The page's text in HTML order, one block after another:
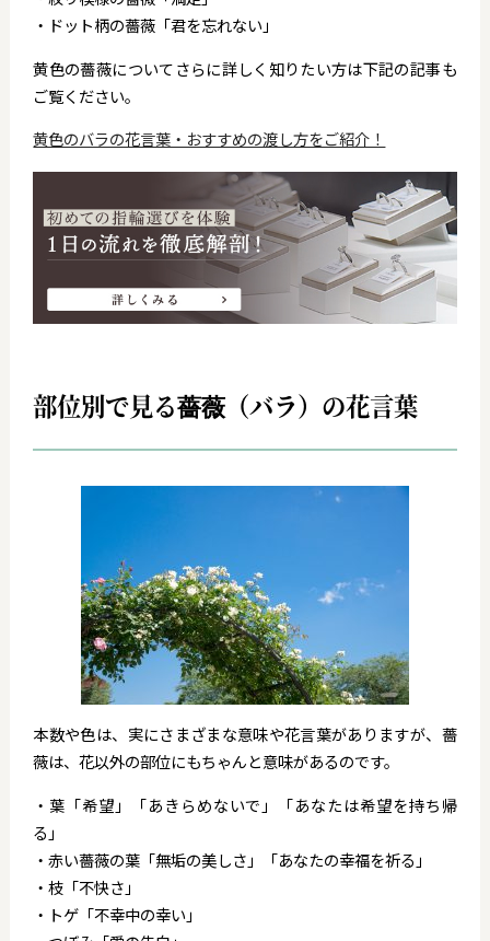
・ドット柄の薔薇「君を忘れない」
黄色の薔薇についてさらに詳しく知りたい方は下記の記事も
ご覧ください。
黄色のバラの花言葉・おすすめの渡し方をご紹介！
部位別で見る薔薇（バラ）の花言葉
本数や色は、実にさまざまな意味や花言葉がありますが、薔
薇は、花以外の部位にもちゃんと意味があるのです。
・葉「希望」「あきらめないで」「あなたは希望を持ち帰
る」
・赤い薔薇の葉「無垢の美しさ」「あなたの幸福を祈る」
・枝「不快さ」
・トゲ「不幸中の幸い」